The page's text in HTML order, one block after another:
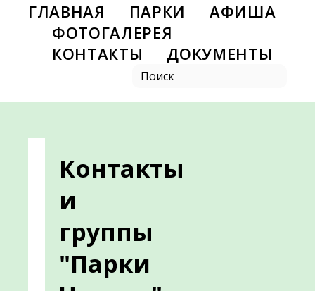
ГЛАВНАЯ ПАРКИ
АФИША
ФОТОГАЛЕРЕЯ
КОНТАКТЫ
ДОКУМЕНТЫ
Контакты
и
группы
"Парки